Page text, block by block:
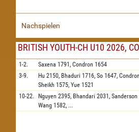
Nachspielen
BRITISH YOUTH-CH U10 2026,
1-2. Saxena 1791, Condron 1654
3-9.
Hu 2150, Bhaduri 1716, So 1647, Condron
Sheikh 1575, Yue 1521
10-22. Nguyen 2395, Bhandari 2031, Sanderson
Wang 1582, ...